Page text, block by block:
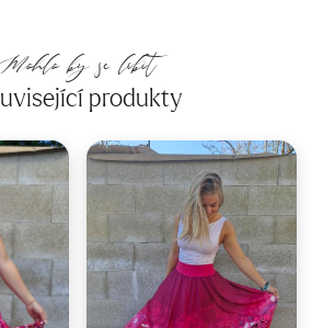
Mohlo by se líbit
produkty